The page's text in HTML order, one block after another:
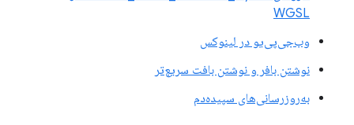
WGSL
وب‌جی‌پی‌یو در لینوکس
نوشتن بافر و نوشتن بافت سریع‌تر
به‌روزرسانی‌های سپیده‌دم